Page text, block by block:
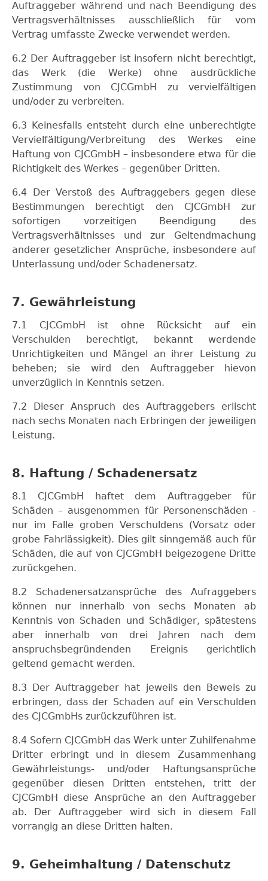
Auftraggeber während und nach Beendigung des
Vertragsverhältnisses ausschließlich für vom
Vertrag umfasste Zwecke verwendet werden.
6.2 Der Auftraggeber ist insofern nicht berechtigt,
das Werk (die Werke) ohne ausdrückliche
Zustimmung von CJCGmbH zu vervielfältigen
und/oder zu verbreiten.
6.3 Keinesfalls entsteht durch eine unberechtigte
Vervielfältigung/Verbreitung des Werkes eine
Haftung von CJCGmbH – insbesondere etwa für die
Richtigkeit des Werkes – gegenüber Dritten.
6.4 Der Verstoß des Auftraggebers gegen diese
Bestimmungen berechtigt den CJCGmbH zur
sofortigen vorzeitigen Beendigung des
Vertragsverhältnisses und zur Geltendmachung
anderer gesetzlicher Ansprüche, insbesondere auf
Unterlassung und/oder Schadenersatz.
7. Gewährleistung
7.1 CJCGmbH ist ohne Rücksicht auf ein
Verschulden berechtigt, bekannt werdende
Unrichtigkeiten und Mängel an ihrer Leistung zu
beheben; sie wird den Auftraggeber hievon
unverzüglich in Kenntnis setzen.
7.2 Dieser Anspruch des Auftraggebers erlischt
nach sechs Monaten nach Erbringen der jeweiligen
Leistung.
8. Haftung / Schadenersatz
8.1 CJCGmbH haftet dem Auftraggeber für
Schäden – ausgenommen für Personenschäden -
nur im Falle groben Verschuldens (Vorsatz oder
grobe Fahrlässigkeit). Dies gilt sinngemäß auch für
Schäden, die auf von CJCGmbH beigezogene Dritte
zurückgehen.
8.2 Schadenersatzansprüche des Aufraggebers
können nur innerhalb von sechs Monaten ab
Kenntnis von Schaden und Schädiger, spätestens
aber innerhalb von drei Jahren nach dem
anspruchsbegründenden Ereignis gerichtlich
geltend gemacht werden.
8.3 Der Auftraggeber hat jeweils den Beweis zu
erbringen, dass der Schaden auf ein Verschulden
des CJCGmbHs zurückzuführen ist.
8.4 Sofern CJCGmbH das Werk unter Zuhilfenahme
Dritter erbringt und in diesem Zusammenhang
Gewährleistungs- und/oder Haftungsansprüche
gegenüber diesen Dritten entstehen, tritt der
CJCGmbH diese Ansprüche an den Auftraggeber
ab. Der Auftraggeber wird sich in diesem Fall
vorrangig an diese Dritten halten.
9. Geheimhaltung / Datenschutz